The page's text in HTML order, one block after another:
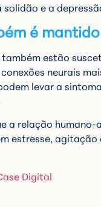
e a
é
estão
neurais
levar a
a relação
estresse,
Digital